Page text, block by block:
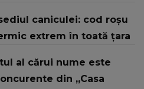
până când omul
caniculei: cod roșu
extrem în toată țara
al cărui nume este
din „Casa